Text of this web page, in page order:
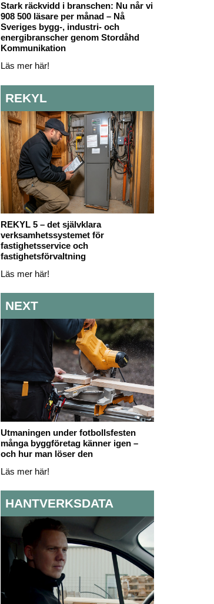
Stark räckvidd i branschen: Nu når vi
908 500 läsare per månad – Nå
Sveriges bygg-, industri- och
energibranscher genom Stordåhd
Kommunikation
Läs mer här!
REKYL
REKYL 5 – det självklara
verksamhetssystemet för
fastighetsservice och
fastighetsförvaltning
Läs mer här!
NEXT
Utmaningen under fotbollsfesten
många byggföretag känner igen –
och hur man löser den
Läs mer här!
HANTVERKSDATA